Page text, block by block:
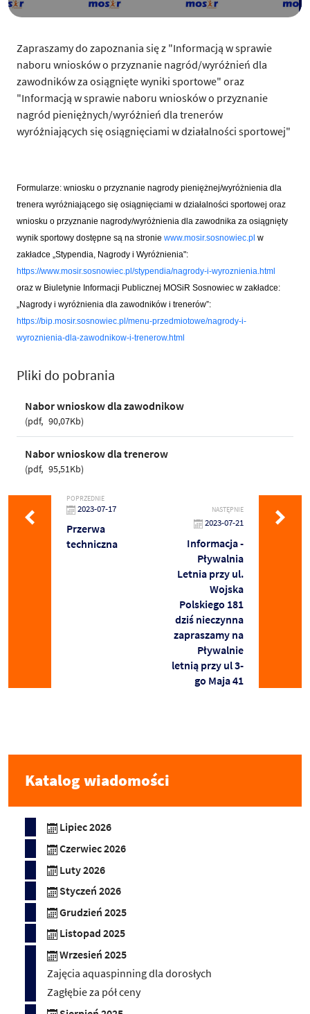
Zapraszamy do zapoznania się z "Informacją w sprawie
naboru wniosków o przyznanie nagród/wyróżnień dla
zawodników za osiągnięte wyniki sportowe" oraz
"Informacją w sprawie naboru wniosków o przyznanie
nagród pieniężnych/wyróżnień dla trenerów
wyróżniających się osiągnięciami w działalności sportowej"
Formularze: wniosku o przyznanie nagrody pieniężnej/wyróżnienia dla
trenera wyróżniającego się osiągnięciami w działalności sportowej oraz
wniosku o przyznanie nagrody/wyróżnienia dla zawodnika za osiągnięty
wynik sportowy dostępne są na stronie www.mosir.sosnowiec.pl w
zakładce „Stypendia, Nagrody i Wyróżnienia":
https://www.mosir.sosnowiec.pl/stypendia/nagrody-i-wyroznienia.html
oraz w Biuletynie Informacji Publicznej MOSiR Sosnowiec w zakładce:
„Nagrody i wyróżnienia dla zawodników i trenerów”:
https://bip.mosir.sosnowiec.pl/menu-przedmiotowe/nagrody-i-
wyroznienia-dla-zawodnikow-i-trenerow.html
Pliki do pobrania
Nabor wnioskow dla zawodnikow
pdf 90,07Kb
Nabor wnioskow dla trenerow
pdf 95,51Kb
POPRZEDNIE
2023-07-17
Przerwa
techniczna
NASTĘPNIE
2023-07-21
Informacja -
Pływalnia
Letnia przy ul.
Wojska
Polskiego 181
dziś nieczynna
zapraszamy na
Pływalnie
letnią przy ul 3-
go Maja 41
Katalog wiadomości
Lipiec 2026
Czerwiec 2026
Luty 2026
Styczeń 2026
Grudzień 2025
Listopad 2025
Wrzesień 2025
Zajęcia aquaspinning dla dorosłych
Zagłębie za pół ceny